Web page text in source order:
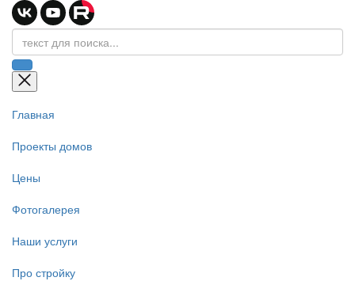
Главная
Проекты домов
Цены
Фотогалерея
Наши услуги
Про стройку